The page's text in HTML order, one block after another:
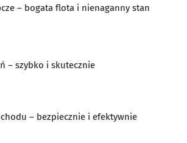
– bogata flota i nienaganny stan
– szybko i skutecznie
– bezpiecznie i efektywnie